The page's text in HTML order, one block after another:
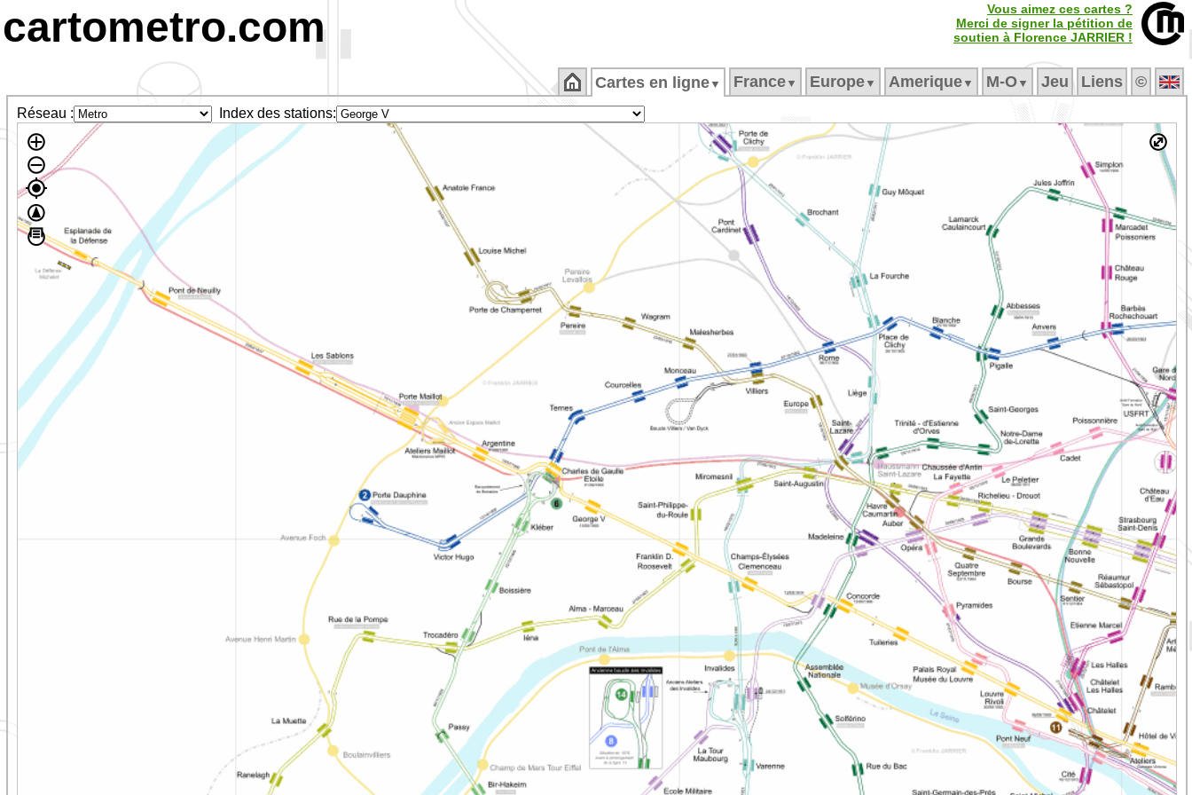
cartometro.com
Vous aimez ces cartes ?
Merci de signer la pétition de
soutien à Florence JARRIER !
Cartes en ligne ▼ France ▼ Europe ▼ Amerique ▼ M‑O ▼ Jeu Liens ©
Réseau : Index des stations: